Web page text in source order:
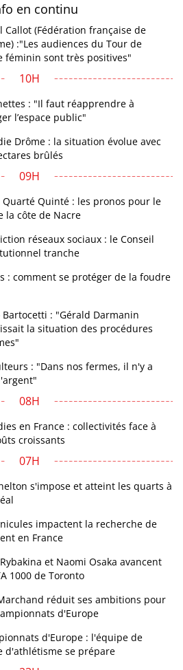
en continu
Callot (Fédération française de
:"Les audiences du Tour de
féminin sont très positives"
10H
: "Il faut réapprendre à
l’espace public"
Drôme : la situation évolue avec
brûlés
09H
Quarté Quinté : les pronos pour le
la côte de Nacre
réseaux sociaux : le Conseil
tranche
: comment se protéger de la foudre
Bartocetti : "Gérald Darmanin
la situation des procédures
: "Dans nos fermes, il n'y a
08H
en France : collectivités face à
croissants
07H
s'impose et atteint les quarts à
impactent la recherche de
en France
et Naomi Osaka avancent
1000 de Toronto
réduit ses ambitions pour
d'Europe
d'Europe : l'équipe de
d'athlétisme se prépare